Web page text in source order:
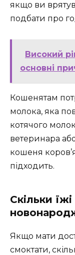
якщо ви
подбати про
Високий
основні
Кошенятам
молока, яка
котячого
ветеринара
кошеня
підходить.
Скільки
Якщо мати
смоктати,